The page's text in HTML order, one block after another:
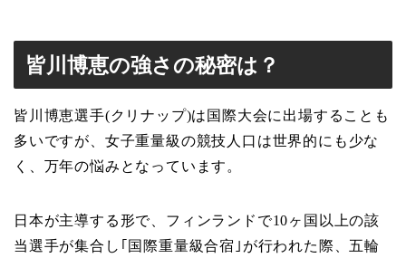
皆川博恵の強さの秘密は？
皆川博恵選手(クリナップ)は国際大会に出場することも
多いですが、女子重量級の競技人口は世界的にも少な
く、万年の悩みとなっています。
日本が主導する形で、フィンランドで10ヶ国以上の該
当選手が集合し｢国際重量級合宿｣が行われた際、五輪